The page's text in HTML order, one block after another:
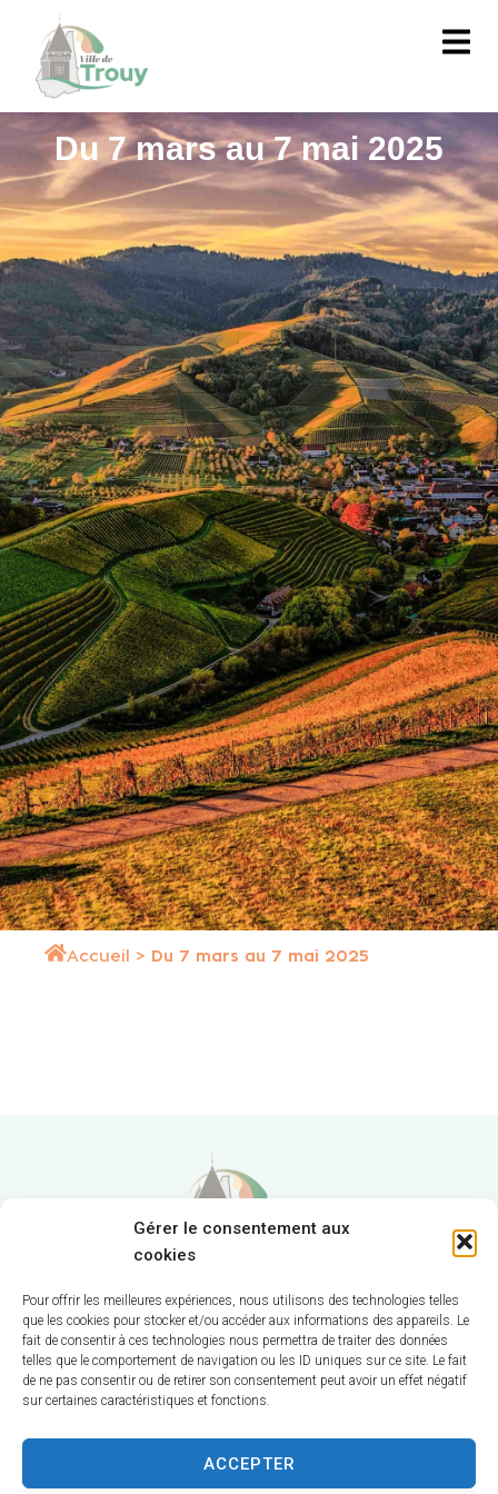
Gérer le consentement aux
cookies
Pour offrir les meilleures expériences, nous utilisons des technologies telles
que les cookies pour stocker et/ou accéder aux informations des appareils. Le
fait de consentir à ces technologies nous permettra de traiter des données
telles que le comportement de navigation ou les ID uniques sur ce site. Le fait
de ne pas consentir ou de retirer son consentement peut avoir un effet négatif
sur certaines caractéristiques et fonctions.
ACCEPTER
principal
Du 7 mars au 7 mai 2025
Accueil > Du 7 mars au 7 mai 2025
Hôtel de Ville
12 route de La Chapelle
CS 58570